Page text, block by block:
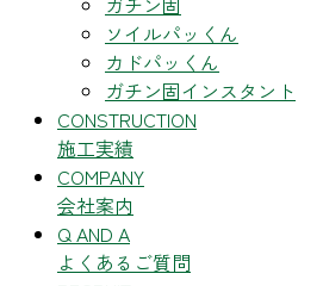
ソイルパッくん
カドパッくん
ガチン固インスタント
CONSTRUCTION
施工実績
COMPANY
会社案内
Q AND A
よくあるご質問